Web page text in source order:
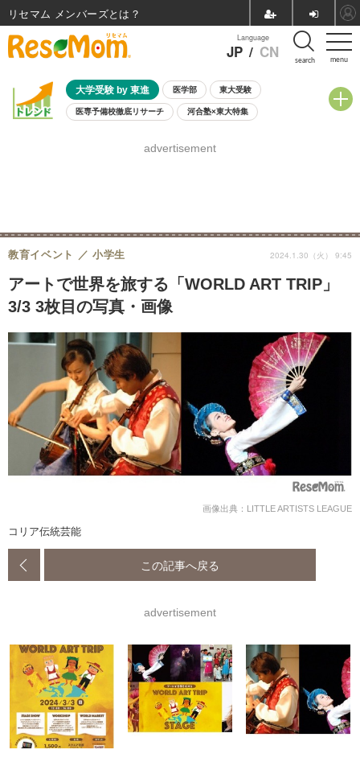
menu
Language
JP / CN search
大学受験 by 東進 医学部 東大受験
医専予備校徹底リサーチ 河合塾×東大特集
8月開催学校説明会・相談会
advertisement
アートで世界を旅する「WORLD ART TRIP」
3/3 3枚目の写真・画像
教育イベント 小学生 2024.1.30（火） 9:45
画像出典：LITTLE ARTISTS LEAGUE
コリア伝統芸能
この記事へ戻る
advertisement
リセマム メンバーズ